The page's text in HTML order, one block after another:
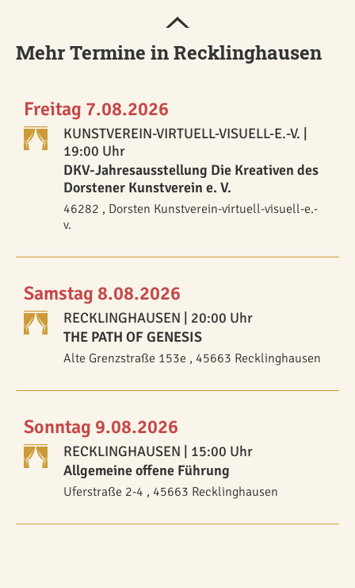
Mehr Termine in Recklinghausen
Freitag 7.08.2026
KUNSTVEREIN-VIRTUELL-VISUELL-E.-V. |
19:00 Uhr
DKV-Jahresausstellung Die Kreativen des
Dorstener Kunstverein e. V.
46282 , Dorsten Kunstverein-virtuell-visuell-e.-
v.
Samstag 8.08.2026
RECKLINGHAUSEN | 20:00 Uhr
THE PATH OF GENESIS
Alte Grenzstraße 153e , 45663 Recklinghausen
Sonntag 9.08.2026
RECKLINGHAUSEN | 15:00 Uhr
Allgemeine offene Führung
Uferstraße 2-4 , 45663 Recklinghausen